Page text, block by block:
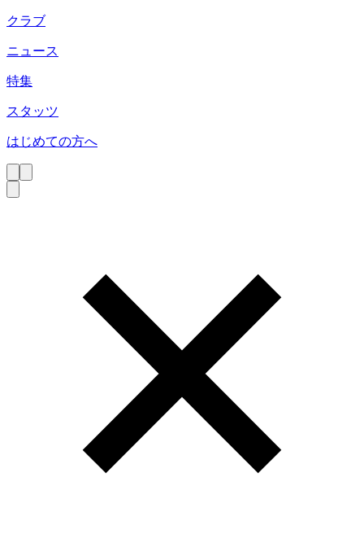
クラブ
ニュース
特集
スタッツ
はじめての方へ